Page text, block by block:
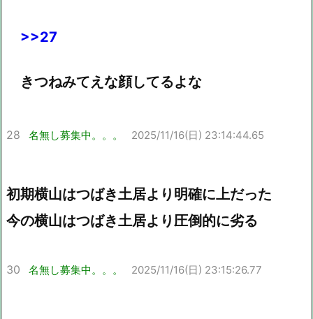
>>27
きつねみてえな顔してるよな
28 名無し募集中。。。 2025/11/16(日) 23:14:44.65
初期横山はつばき土居より明確に上だった
今の横山はつばき土居より圧倒的に劣る
30 名無し募集中。。。 2025/11/16(日) 23:15:26.77